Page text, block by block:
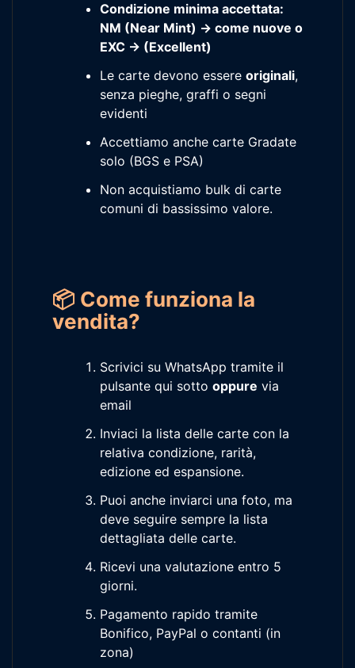
Condizione minima accettata:
NM (Near Mint) → come nuove o
EXC -> (Excellent)
Le carte devono essere originali,
senza pieghe, graffi o segni
evidenti
Accettiamo anche carte Gradate
solo (BGS e PSA)
Non acquistiamo bulk di carte
comuni di bassissimo valore.
📦 Come funziona la
vendita?
Scrivici su WhatsApp tramite il
pulsante qui sotto oppure via
email
Inviaci la lista delle carte con la
relativa condizione, rarità,
edizione ed espansione.
Puoi anche inviarci una foto, ma
deve seguire sempre la lista
dettagliata delle carte.
Ricevi una valutazione entro 5
giorni.
Pagamento rapido tramite
Bonifico, PayPal o contanti (in
zona)